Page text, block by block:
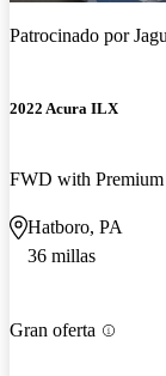
Patrocinado por
2022 Acura ILX
FWD with Premium
Hatboro, PA
36 millas
Gran oferta